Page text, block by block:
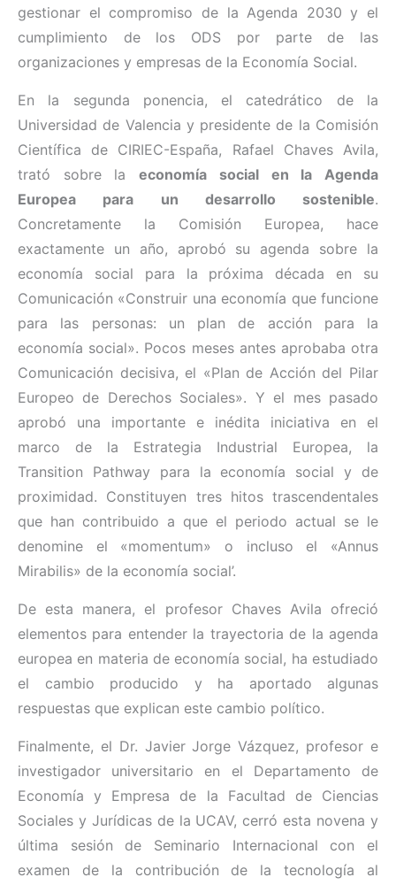
gestionar el compromiso de la Agenda 2030 y el
cumplimiento de los ODS por parte de las
organizaciones y empresas de la Economía Social.
En la segunda ponencia, el catedrático de la
Universidad de Valencia y presidente de la Comisión
Científica de CIRIEC-España, Rafael Chaves Avila,
trató sobre laeconomía social en la Agenda
Europea para un desarrollo sostenible.
Concretamente la Comisión Europea, hace
exactamente un año, aprobó su agenda sobre la
economía social para la próxima década en su
Comunicación «Construir una economía que funcione
para las personas: un plan de acción para la
economía social». Pocos meses antes aprobaba otra
Comunicación decisiva, el «Plan de Acción del Pilar
Europeo de Derechos Sociales». Y el mes pasado
aprobó una importante e inédita iniciativa en el
marco de la Estrategia Industrial Europea, la
Transition Pathway para la economía social y de
proximidad. Constituyen tres hitos trascendentales
que han contribuido a que el periodo actual se le
denomine el «momentum» o incluso el «Annus
Mirabilis» de la economía social’.
De esta manera, el profesor Chaves Avila ofreció
elementos para entender la trayectoria de la agenda
europea en materia de economía social, ha estudiado
el cambio producido y ha aportado algunas
respuestas que explican este cambio político.
Finalmente, el Dr. Javier Jorge Vázquez, profesor e
investigador universitario en el Departamento de
Economía y Empresa de la Facultad de Ciencias
Sociales y Jurídicas de la UCAV, cerró esta novena y
última sesión de Seminario Internacional con el
examen de la contribución de la tecnología al